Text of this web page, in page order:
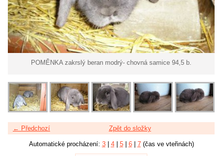
POMĚNKA zakrslý beran modrý- chovná samice 94,5 b.
← Předchozí Zpět do složky
Automatické procházení: 3| 4| 5| 6| 7(čas ve vteřinách)